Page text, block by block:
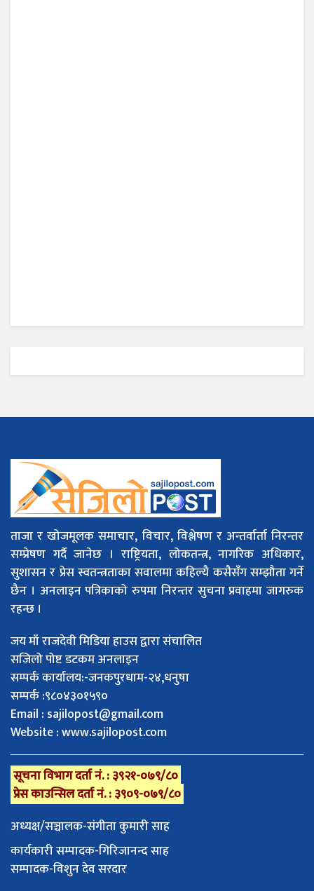
ताजा र खोजमूलक समाचार, विचार, विश्लेषण र अन्तर्वार्ता निरन्तर
सम्प्रेषण गर्दै जानेछ । राष्ट्रियता, लोकतन्त्र, नागरिक अधिकार,
सुशासन र प्रेस स्वतन्त्रताका सवालमा कहिल्यै कसैसँग सम्झौता गर्ने
छैन । अनलाइन पत्रिकाको रुपमा निरन्तर सुचना प्रवाहमा जागरुक
रहन्छ ।
जय माँ राजदेवी मिडिया हाउस द्वारा संचालित
सजिलो पोष्ट डटकम अनलाइन
सम्पर्क कार्यालय:-जनकपुरधाम-२४,धनुषा
सम्पर्क :९८०४३०१५९०
Email : sajilopost@gmail.com
Website : www.sajilopost.com
सूचना विभाग दर्ता नं. : ३९२१-०७९/८०
प्रेस काउन्सिल दर्ता नं. : ३९०९-०७९/८०
अध्यक्ष/सञ्चालक-संगीता कुमारी साह
कार्यकारी सम्पादक-गिरिजानन्द साह
सम्पादक-विशुन देव सरदार